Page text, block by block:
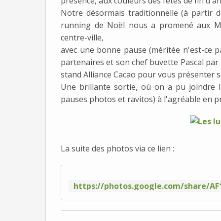
Notre désormais traditionnelle (à partir
running de Noël nous a promené aux
centre-ville,
avec une bonne pause (méritée n'est-ce
partenaires et son chef buvette Pascal
stand Alliance Cacao pour vous présenter
Une brillante sortie, où on a pu joindre
pauses photos et ravitos) à l'agréable en
La suite des photos via ce lien :